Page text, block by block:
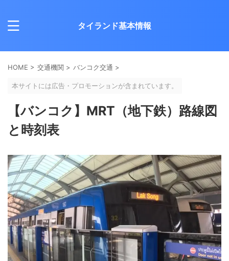
タイランド基本情報
HOME > 交通機関 > バンコク交通 >
本サイトには広告・プロモーションが含まれています。
【バンコク】MRT（地下鉄）路線図
と時刻表